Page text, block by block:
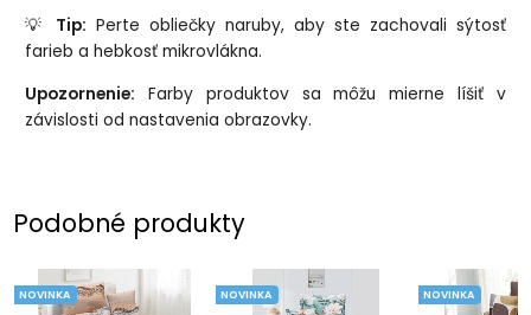
💡 Tip: Perte obliečky naruby, aby ste zachovali sýtosť
farieb a hebkosť mikrovlákna.
Upozornenie: Farby produktov sa môžu mierne líšiť v
závislosti od nastavenia obrazovky.
Podobné produkty
NOVINKA NOVINKA NOVINKA